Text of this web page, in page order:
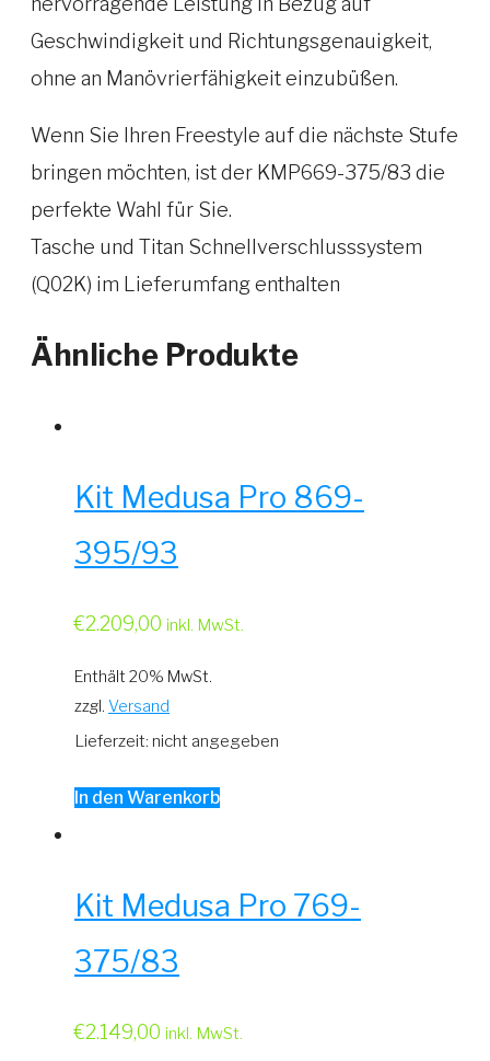
Geschwindigkeit und Richtungsgenauigkeit,
ohne an Manövrierfähigkeit einzubüßen.
Wenn Sie Ihren Freestyle auf die nächste Stufe
bringen möchten, ist der KMP669-375/83 die
perfekte Wahl für Sie.
Tasche und Titan Schnellverschlusssystem
(Q02K) im Lieferumfang enthalten
Ähnliche Produkte
Kit Medusa Pro 869-
395/93
€2.209,00 inkl. MwSt.
Enthält 20% MwSt.
zzgl. Versand
Lieferzeit: nicht angegeben
In den Warenkorb
Kit Medusa Pro 769-
375/83
€2.149,00 inkl. MwSt.